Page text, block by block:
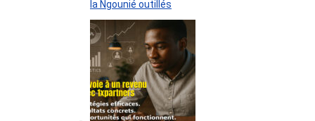
la Ngounié outillés